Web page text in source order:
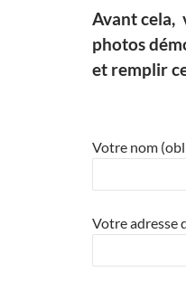
Avant cela,
photos
et remplir
Votre nom
Votre adresse